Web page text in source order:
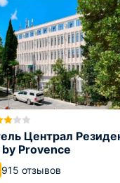
Централ
Provence
915 отзывов